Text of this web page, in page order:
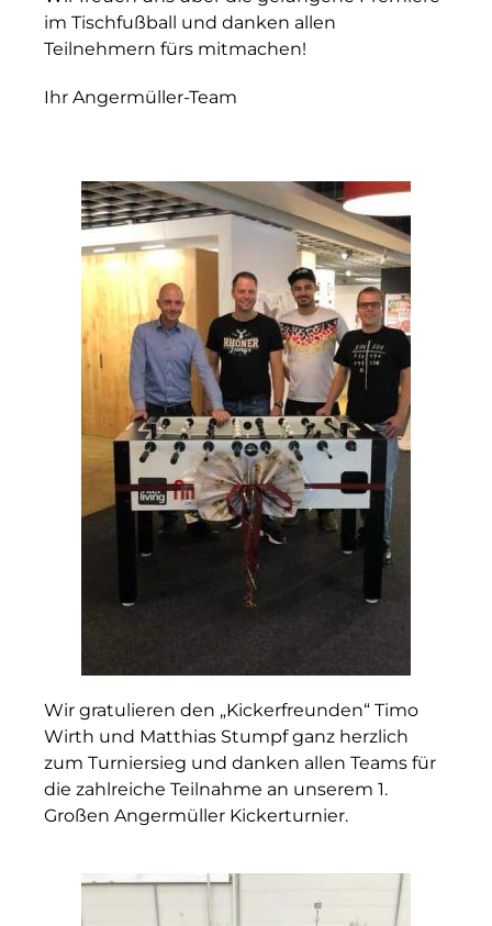
im Tischfußball und danken allen
Teilnehmern fürs mitmachen!
Ihr Angermüller-Team
Wir gratulieren den „Kickerfreunden“ Timo
Wirth und Matthias Stumpf ganz herzlich
zum Turniersieg und danken allen Teams für
die zahlreiche Teilnahme an unserem 1.
Großen Angermüller Kickerturnier.